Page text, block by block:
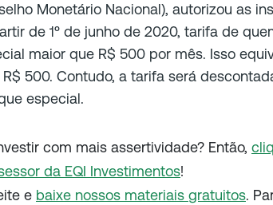
Monetário Nacional), autorizou as
de 1º de junho de 2020, tarifa de
maior que R$ 500 por mês. Isso
500. Contudo, a tarifa será
especial.
com mais assertividade? Então,
da EQI Investimentos!
e baixe nossos materiais gratuitos.